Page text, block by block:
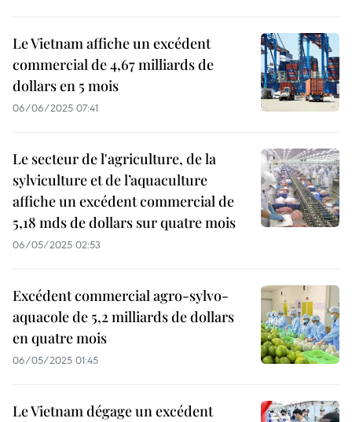
Le Vietnam affiche un excédent
commercial de 4,67 milliards de
dollars en 5 mois
06/06/2025 07:41
Le secteur de l'agriculture, de la
sylviculture et de l’aquaculture
affiche un excédent commercial de
5,18 mds de dollars sur quatre mois
06/05/2025 02:53
Excédent commercial agro-sylvo-
aquacole de 5,2 milliards de dollars
en quatre mois
06/05/2025 01:45
Le Vietnam dégage un excédent